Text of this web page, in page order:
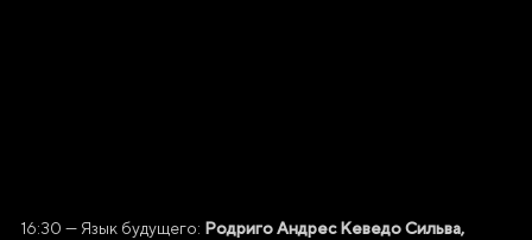
16:30 — Язык будущего: Родриго Андрес Кеведо Сильва,